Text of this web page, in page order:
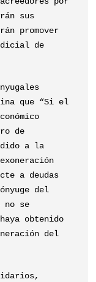
sus
promover
de
que “Si el
de
a la
a deudas
del
no se
obtenido
del